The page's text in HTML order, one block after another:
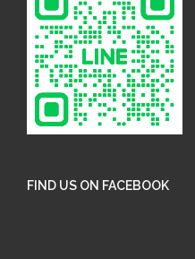
FIND US ON FACEBOOK